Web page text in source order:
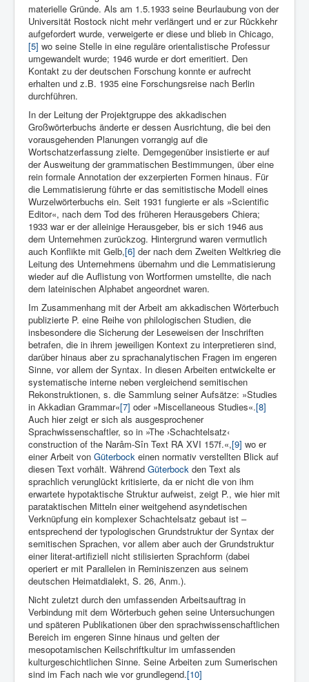
materielle Gründe. Als am 1.5.1933 seine Beurlaubung von der
Universität Rostock nicht mehr verlängert und er zur Rückkehr
aufgefordert wurde, verweigerte er diese und blieb in Chicago,
[5] wo seine Stelle in eine reguläre orientalistische Professur
umgewandelt wurde; 1946 wurde er dort emeritiert. Den
Kontakt zu der deutschen Forschung konnte er aufrecht
erhalten und z.B. 1935 eine Forschungsreise nach Berlin
durchführen.
In der Leitung der Projektgruppe des akkadischen
Großwörterbuchs änderte er dessen Ausrichtung, die bei den
vorausgehenden Planungen vorrangig auf die
Wortschatzerfassung zielte. Demgegenüber insistierte er auf
der Ausweitung der grammatischen Bestimmungen, über eine
rein formale Annotation der exzerpierten Formen hinaus. Für
die Lemmatisierung führte er das semitistische Modell eines
Wurzelwörterbuchs ein. Seit 1931 fungierte er als »Scientific
Editor«, nach dem Tod des früheren Herausgebers Chiera;
1933 war er der alleinige Herausgeber, bis er sich 1946 aus
dem Unternehmen zurückzog. Hintergrund waren vermutlich
auch Konflikte mit Gelb,[6] der nach dem Zweiten Weltkrieg die
Leitung des Unternehmens übernahm und die Lemmatisierung
wieder auf die Auflistung von Wortformen umstellte, die nach
dem lateinischen Alphabet angeordnet waren.
Im Zusammenhang mit der Arbeit am akkadischen Wörterbuch
publizierte P. eine Reihe von philologischen Studien, die
insbesondere die Sicherung der Leseweisen der Inschriften
betrafen, die in ihrem jeweiligen Kontext zu interpretieren sind,
darüber hinaus aber zu sprachanalytischen Fragen im engeren
Sinne, vor allem der Syntax. In diesen Arbeiten entwickelte er
systematische interne neben vergleichend semitischen
Rekonstruktionen, s. die Sammlung seiner Aufsätze: »Studies
in Akkadian Grammar«[7] oder »Miscellaneous Studies«.[8]
Auch hier zeigt er sich als ausgesprochener
Sprachwissenschaftler, so in »The ›Schachtelsatz‹
construction of the Narâm-Sîn Text RA XVI 157f.«,[9] wo er
einer Arbeit von Güterbock einen normativ verstellten Blick auf
diesen Text vorhält. Während Güterbock den Text als
sprachlich verunglückt kritisierte, da er nicht die von ihm
erwartete hypotaktische Struktur aufweist, zeigt P., wie hier mit
parataktischen Mitteln einer weitgehend asyndetischen
Verknüpfung ein komplexer Schachtelsatz gebaut ist –
entsprechend der typologischen Grundstruktur der Syntax der
semitischen Sprachen, vor allem aber auch der Grundstruktur
einer literat-artifiziell nicht stilisierten Sprachform (dabei
operiert er mit Parallelen in Reminiszenzen aus seinem
deutschen Heimatdialekt, S. 26, Anm.).
Nicht zuletzt durch den umfassenden Arbeitsauftrag in
Verbindung mit dem Wörterbuch gehen seine Untersuchungen
und späteren Publikationen über den sprachwissenschaftlichen
Bereich im engeren Sinne hinaus und gelten der
mesopotamischen Keilschriftkultur im umfassenden
kulturgeschichtlichen Sinne. Seine Arbeiten zum Sumerischen
sind im Fach nach wie vor grundlegend.[10]